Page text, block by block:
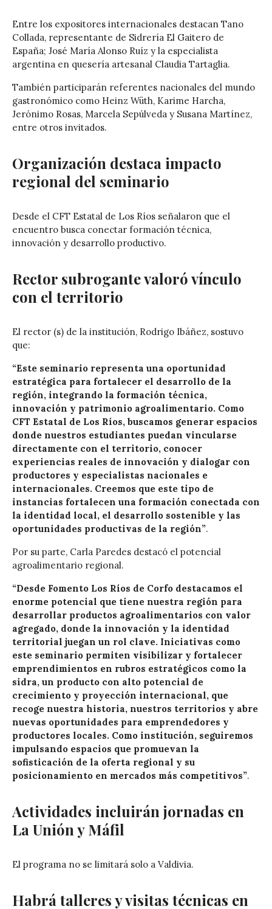
Entre los expositores internacionales destacan Tano
Collada, representante de Sidrería El Gaitero de
España; José María Alonso Ruíz y la especialista
argentina en quesería artesanal Claudia Tartaglia.
También participarán referentes nacionales del mundo
gastronómico como Heinz Wüth, Karime Harcha,
Jerónimo Rosas, Marcela Sepúlveda y Susana Martínez,
entre otros invitados.
Organización destaca impacto
regional del seminario
Desde el CFT Estatal de Los Ríos señalaron que el
encuentro busca conectar formación técnica,
innovación y desarrollo productivo.
Rector subrogante valoró vínculo
con el territorio
El rector (s) de la institución, Rodrigo Ibáñez, sostuvo
que:
“Este seminario representa una oportunidad
estratégica para fortalecer el desarrollo de la
región, integrando la formación técnica,
innovación y patrimonio agroalimentario. Como
CFT Estatal de Los Ríos, buscamos generar espacios
donde nuestros estudiantes puedan vincularse
directamente con el territorio, conocer
experiencias reales de innovación y dialogar con
productores y especialistas nacionales e
internacionales. Creemos que este tipo de
instancias fortalecen una formación conectada con
la identidad local, el desarrollo sostenible y las
oportunidades productivas de la región”.
Por su parte, Carla Paredes destacó el potencial
agroalimentario regional.
“Desde Fomento Los Ríos de Corfo destacamos el
enorme potencial que tiene nuestra región para
desarrollar productos agroalimentarios con valor
agregado, donde la innovación y la identidad
territorial juegan un rol clave. Iniciativas como
este seminario permiten visibilizar y fortalecer
emprendimientos en rubros estratégicos como la
sidra, un producto con alto potencial de
crecimiento y proyección internacional, que
recoge nuestra historia, nuestros territorios y abre
nuevas oportunidades para emprendedores y
productores locales. Como institución, seguiremos
impulsando espacios que promuevan la
sofisticación de la oferta regional y su
posicionamiento en mercados más competitivos”.
Actividades incluirán jornadas en
La Unión y Máfil
El programa no se limitará solo a Valdivia.
Habrá talleres y visitas técnicas en